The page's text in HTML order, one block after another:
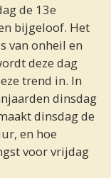
de 13e
bijgeloof. Het
van onheil en
deze dag
trend in. In
dinsdag
dinsdag de
en hoe
voor vrijdag